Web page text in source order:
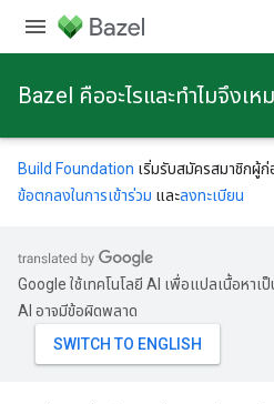
Bazel คืออะไรและทําไมจึงเ
Build Foundation เริ่มรับสมัครสมาชิกผู้ก่
ข้อตกลงในการเข้าร่วม และลงทะเบียน
Google ใช้เทคโนโลยี AI เพื่อแปลเนื้อหา
AI อาจมีข้อผิดพลาด